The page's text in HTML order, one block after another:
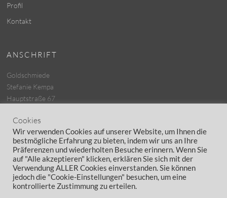
Profil
Kontakt
ANSCHRIFT
Goldschmiede
Stefanie Kempa
Hauptstraße 67
Tel.: 04101 – 8139767
COOKIES
Cookies
Cookies
Wir verwenden Cookies auf unserer Website, um Ihnen die
bestmögliche Erfahrung zu bieten, indem wir uns an Ihre
Präferenzen und wiederholten Besuche erinnern. Wenn Sie
auf "Alle akzeptieren" klicken, erklären Sie sich mit der
Verwendung ALLER Cookies einverstanden. Sie können
jedoch die "Cookie-Einstellungen" besuchen, um eine
kontrollierte Zustimmung zu erteilen.